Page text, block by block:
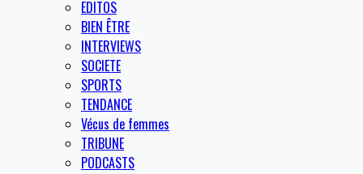
EDITOS
BIEN ÊTRE
INTERVIEWS
SOCIETE
SPORTS
TENDANCE
Vécus de femmes
TRIBUNE
PODCASTS